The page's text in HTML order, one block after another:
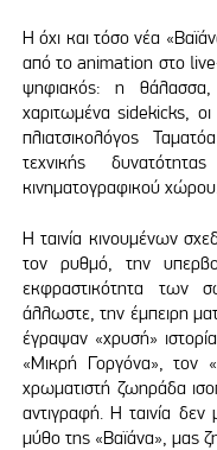
Η όχι και τόσο νέα
από το animation στο
ψηφιακός: η
χαριτωμένα sidekicks,
πλιατσικολόγος
τεχνικής
κινηματογραφικού
Η ταινία κινουμένων
τον ρυθμό, την
εκφραστικότητα των
άλλωστε, την έμπειρη
έγραψαν «χρυσή»
«Μικρή Γοργόνα», τον
χρωματιστή ζωηράδα
αντιγραφή. Η ταινία
μύθο της «Βαϊάνα», μας